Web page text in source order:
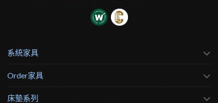
系統家具
Order家具
床墊系列